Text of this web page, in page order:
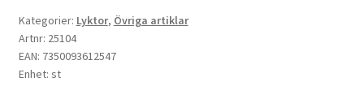
Ny
Mästerljus
tillverkningsvara
mängd
Kategorier: Lyktor, Övriga artiklar
Artnr: 25104
EAN: 7350093612547
Enhet: st